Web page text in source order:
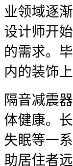
业领域逐
设计师开
的需求。
内的装饰
隔音减震
体健康。
失眠等一
助居住者